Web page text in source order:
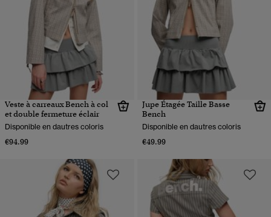
Veste à carreaux Bench à col
et double fermeture éclair
Disponible en dautres coloris
€94.99
Jupe Étagée Taille Basse
Bench
Disponible en dautres coloris
€49.99